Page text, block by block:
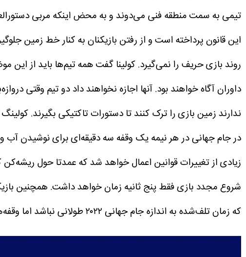
تیمی به سمت منطقه فنی می‌دوند و به محض اینکه مربی
این قانون پرداخته است و از رفتن بازیکنان به کنار خط زمین
روند بازی حریف را نمی‌گیرد.
داوران آگاه خواهند بود. آنها اجازه نخواهند داد دو تیم وقتی
ندارند زمین بازی را ترک کنند تا دستورات تاکتیکی بگیرند.
در جام جهانی در هر نیمه یک وقفه سه دقیقه‌ای برای نوشیدن
زیادی از تغییرات قوانین اعمال خواهد شد که عمدتا حول
شروع مجدد بازی فقط پنج ثانیه زمان خواهد داشت. همچنین بازیکنان تعویضی تنها ۱۰ ثانیه
که زمان تلف‌شده به اندازه جام جهانی ۲۰۲۲ طولانی نباشد اما وقفه‌های نوشیدنی سه دقیقه‌ای در هر نیمه تضمین شده است.